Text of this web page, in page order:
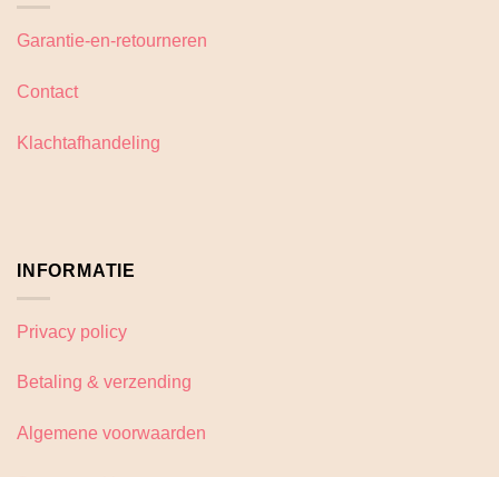
Garantie-en-retourneren
Contact
Klachtafhandeling
INFORMATIE
Privacy policy
Betaling & verzending
Algemene voorwaarden